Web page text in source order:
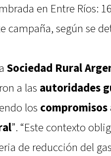
en Entre Ríos:
campaña, según se
Sociedad Rural
a las autoridades
los
”. “Este contexto
de reducción del